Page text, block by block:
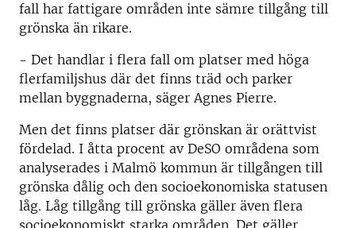
fall har fattigare områden inte sämre tillgång till
grönska än rikare.
- Det handlar i flera fall om platser med höga
flerfamiljshus där det finns träd och parker
mellan byggnaderna, säger Agnes Pierre.
Men det finns platser där grönskan är orättvist
fördelad. I åtta procent av DeSO områdena som
analyserades i Malmö kommun är tillgången till
grönska dålig och den socioekonomiska statusen
låg. Låg tillgång till grönska gäller även flera
socioekonomiskt starka områden. Det gäller